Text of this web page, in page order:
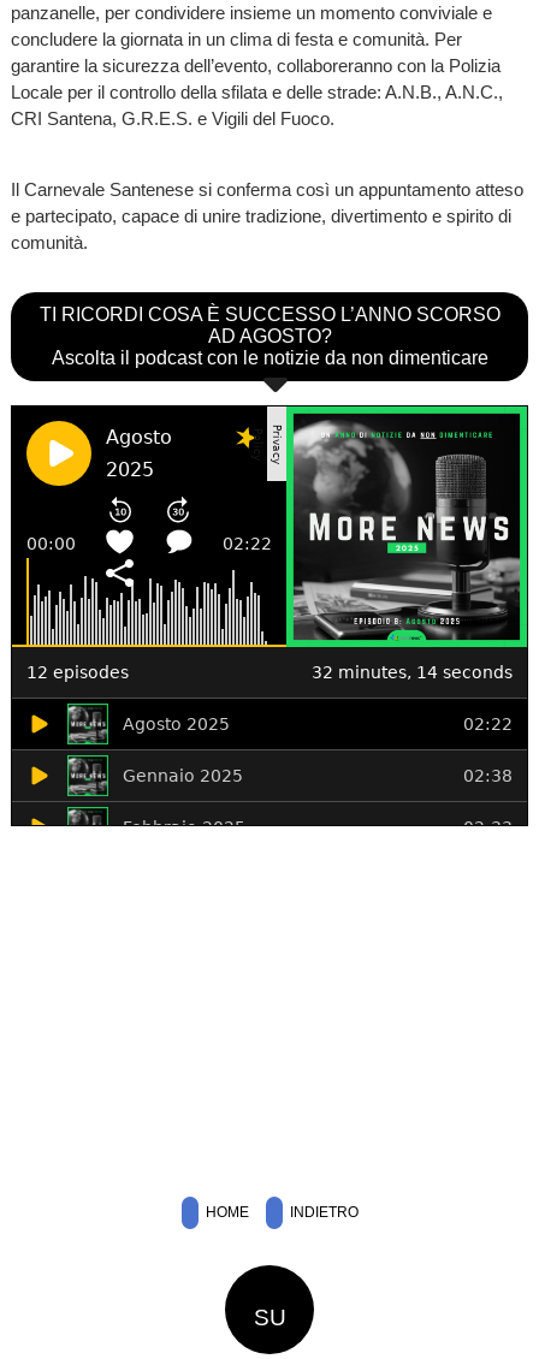
panzanelle, per condividere insieme un momento conviviale e
concludere la giornata in un clima di festa e comunità. Per
garantire la sicurezza dell’evento, collaboreranno con la Polizia
Locale per il controllo della sfilata e delle strade: A.N.B., A.N.C.,
CRI Santena, G.R.E.S. e Vigili del Fuoco.
Il Carnevale Santenese si conferma così un appuntamento atteso
e partecipato, capace di unire tradizione, divertimento e spirito di
comunità.
TI RICORDI COSA È SUCCESSO L’ANNO SCORSO
AD AGOSTO?
Ascolta il podcast con le notizie da non dimenticare
HOME INDIETRO
SU